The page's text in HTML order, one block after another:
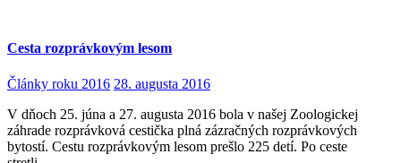
Cesta rozprávkovým lesom
Články roku 2016 28. augusta 2016
V dňoch 25. júna a 27. augusta 2016 bola v našej Zoologickej
záhrade rozprávková cestička plná zázračných rozprávkových
bytostí. Cestu rozprávkovým lesom prešlo 225 detí. Po ceste